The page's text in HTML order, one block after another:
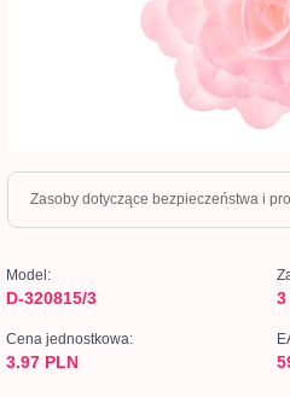
Zasoby dotyczące bezpieczeństwa i
Model:
D-320815/3 3
Cena jednostkowa:
3.97 PLN